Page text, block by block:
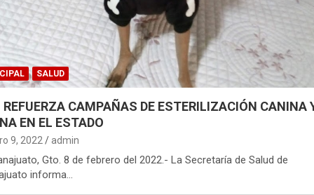
SALUD
REFUERZA CAMPAÑAS DE ESTERILIZACIÓN CANINA
EN EL ESTADO
9, 2022 admin
Gto. 8 de febrero del 2022.- La Secretaría de Salud de
informa…